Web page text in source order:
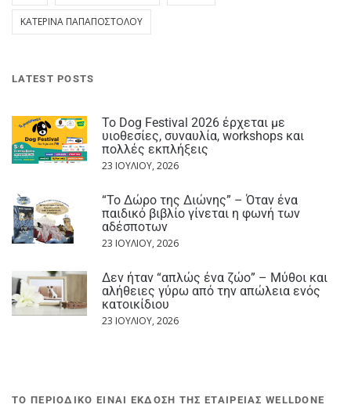
ΚΑΤΕΡΊΝΑ ΠΑΠΑΠΟΣΤΌΛΟΥ
LATEST POSTS
Το Dog Festival 2026 έρχεται με
υιοθεσίες, συναυλία, workshops και
πολλές εκπλήξεις
23 ΙΟΥΛΊΟΥ, 2026
“Το Δώρο της Διώνης” – Όταν ένα
παιδικό βιβλίο γίνεται η φωνή των
αδέσποτων
23 ΙΟΥΛΊΟΥ, 2026
Δεν ήταν “απλώς ένα ζώο” – Μύθοι και
αλήθειες γύρω από την απώλεια ενός
κατοικίδιου
23 ΙΟΥΛΊΟΥ, 2026
ΤΟ ΠΕΡΙΟΔΙΚΟ ΕΙΝΑΙ ΕΚΔΟΣΗ ΤΗΣ ΕΤΑΙΡΕΙΑΣ WELLDONE